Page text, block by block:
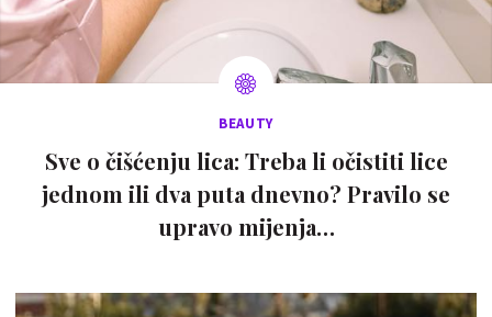
BEAUTY
Sve o čišćenju lica: Treba li očistiti lice
jednom ili dva puta dnevno? Pravilo se
upravo mijenja…